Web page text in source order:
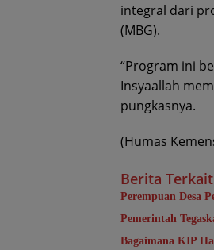
integral dari
(MBG).
“Program ini
Insyaallah
pungkasnya.
(Humas
Berita Terkait
Perempuan Desa
Pemerintah
Bagaimana KIP